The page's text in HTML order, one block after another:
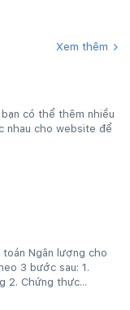
Xem thêm
có thể thêm nhiều
nhau cho website để
Ngân lượng cho
3 bước sau: 1.
2. Chứng thực...